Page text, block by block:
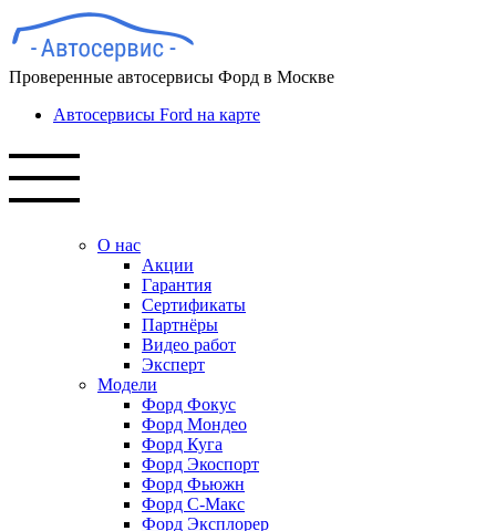
Проверенные автосервисы Форд в Москве
Автосервисы Ford на карте
О нас
Акции
Гарантия
Сертификаты
Партнёры
Видео работ
Эксперт
Модели
Форд Фокус
Форд Мондео
Форд Куга
Форд Экоспорт
Форд Фьюжн
Форд С-Макс
Форд Эксплорер